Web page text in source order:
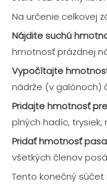
Na určenie celkovej
Nájdite suchú
hmotnosť prázdnej
Vypočítajte
nádrže (v galónoch)
Pridajte hmotnosť
plných hadíc,
Pridať hmotnosť
všetkých členov
Tento konečný